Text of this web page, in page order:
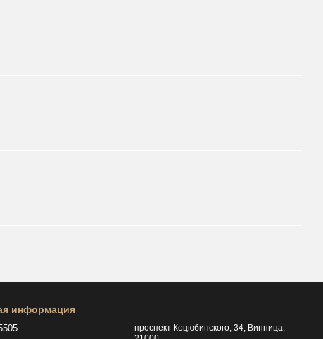
информация
проспект Коцюбинского, 34, Винница,